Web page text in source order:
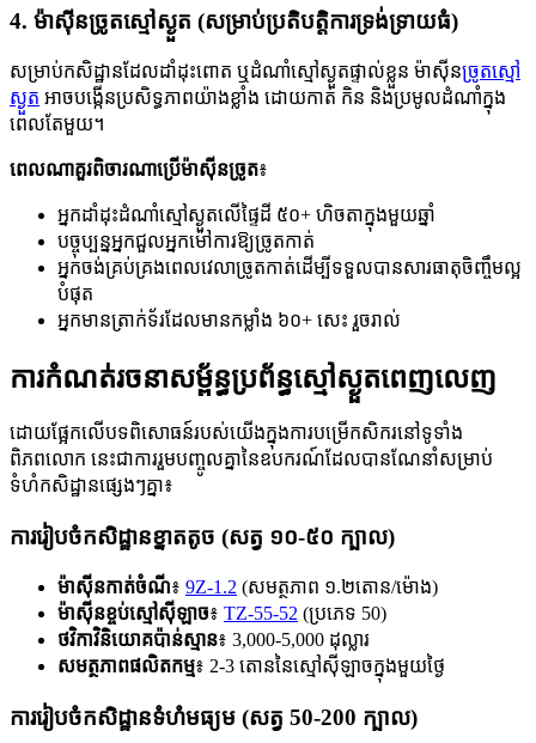
4. ម៉ាស៊ីនច្រូតស្មៅស្ងួត (សម្រាប់ប្រតិបត្តិការទ្រង់ទ្រាយធំ)
សម្រាប់កសិដ្ឋានដែលដាំដុះពោត ឬដំណាំស្មៅស្ងួតផ្ទាល់ខ្លួន ម៉ាស៊ីនច្រូតស្មៅ
ស្ងួត អាចបង្កើនប្រសិទ្ធភាពយ៉ាងខ្លាំង ដោយកាត់ កិន និងប្រមូលដំណាំក្នុង
ពេលតែមួយ។
ពេលណាគួរពិចារណាប្រើម៉ាស៊ីនច្រូត៖
អ្នកដាំដុះដំណាំស្មៅស្ងួតលើផ្ទៃដី ៥០+ ហិចតាក្នុងមួយឆ្នាំ
បច្ចុប្បន្នអ្នកជួលអ្នកម៉ៅការឱ្យច្រូតកាត់
អ្នកចង់គ្រប់គ្រងពេលវេលាច្រូតកាត់ដើម្បីទទួលបានសារធាតុចិញ្ចឹមល្អ
បំផុត
អ្នកមានត្រាក់ទ័រដែលមានកម្លាំង ៦០+ សេះ រួចរាល់
ការកំណត់រចនាសម្ព័ន្ធប្រព័ន្ធស្មៅស្ងួតពេញលេញ
ដោយផ្អែកលើបទពិសោធន៍របស់យើងក្នុងការបម្រើកសិករនៅទូទាំង
ពិភពលោក នេះជាការរួមបញ្ចូលគ្នានៃឧបករណ៍ដែលបានណែនាំសម្រាប់
ទំហំកសិដ្ឋានផ្សេងៗគ្នា៖
ការរៀបចំកសិដ្ឋានខ្នាតតូច (សត្វ ១០-៥០ ក្បាល)
ម៉ាស៊ីនកាត់ចំណី៖ 9Z-1.2 (សមត្ថភាព ១.២តោន/ម៉ោង)
ម៉ាស៊ីនខ្ចប់ស្មៅស៊ីឡាច៖ TZ-55-52 (ប្រភេទ 50)
ថវិកាវិនិយោគប៉ាន់ស្មាន៖ 3,000-5,000 ដុល្លារ
សមត្ថភាពផលិតកម្ម៖ 2-3 តោននៃស្មៅស៊ីឡាចក្នុងមួយថ្ងៃ
ការរៀបចំកសិដ្ឋានទំហំមធ្យម (សត្វ 50-200 ក្បាល)